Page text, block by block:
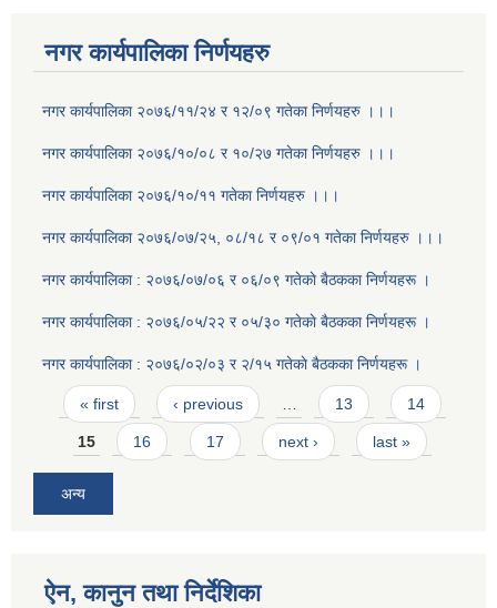
नगर कार्यपालिका निर्णयहरु
नगर कार्यपालिका २०७६/११/२४ र १२/०९ गतेका निर्णयहरु ।।।
नगर कार्यपालिका २०७६/१०/०८ र १०/२७ गतेका निर्णयहरु ।।।
नगर कार्यपालिका २०७६/१०/११ गतेका निर्णयहरु ।।।
नगर कार्यपालिका २०७६/०७/२५, ०८/१८ र ०९/०१ गतेका निर्णयहरु ।।।
नगर कार्यपालिका : २०७६/०७/०६ र ०६/०९ गतेकाे बैठकका निर्णयहरू ।
नगर कार्यपालिका : २०७६/०५/२२ र ०५/३० गतेकाे बैठकका निर्णयहरू ।
नगर कार्यपालिका : २०७६/०२/०३ र २/१५ गतेकाे बैठकका निर्णयहरू ।
Pages
« first ‹ previous … 13 14
15 16 17 next › last »
अन्य
ऐन, कानुन तथा निर्देशिका